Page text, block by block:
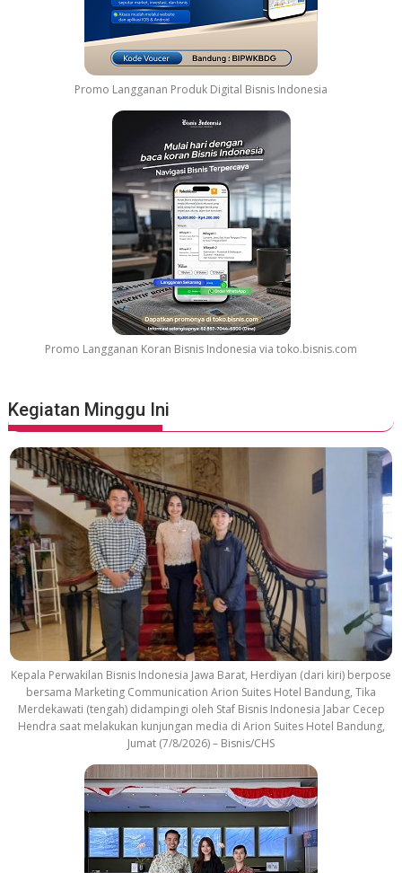
e
o
u
n
d
a
c
k
a
a
K
l
r
g
a
Promo Langganan Produk Digital Bisnis Indonesia
Promo Langganan Koran Bisnis Indonesia via toko.bisnis.com
Kegiatan Minggu Ini
Kepala Perwakilan Bisnis Indonesia Jawa Barat, Herdiyan (dari kiri) berpose
bersama Marketing Communication Arion Suites Hotel Bandung, Tika
Merdekawati (tengah) didampingi oleh Staf Bisnis Indonesia Jabar Cecep
Hendra saat melakukan kunjungan media di Arion Suites Hotel Bandung,
Jumat (7/8/2026) – Bisnis/CHS